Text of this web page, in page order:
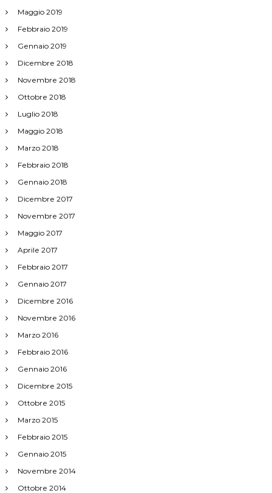
i
c
o
l
i
Maggio 2019
Febbraio 2019
Gennaio 2019
Dicembre 2018
Novembre 2018
Ottobre 2018
Luglio 2018
Maggio 2018
Marzo 2018
Febbraio 2018
Gennaio 2018
Dicembre 2017
Novembre 2017
Maggio 2017
Aprile 2017
Febbraio 2017
Gennaio 2017
Dicembre 2016
Novembre 2016
Marzo 2016
Febbraio 2016
Gennaio 2016
Dicembre 2015
Ottobre 2015
Marzo 2015
Febbraio 2015
Gennaio 2015
Novembre 2014
Ottobre 2014